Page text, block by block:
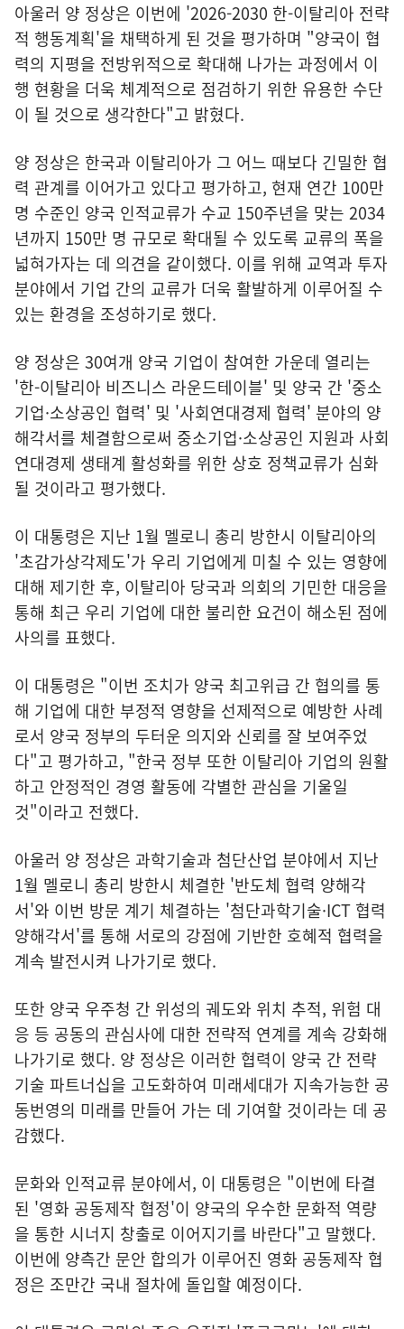
아울러 양 정상은 이번에 '2026-2030 한-이탈리아 전략
적 행동계획'을 채택하게 된 것을 평가하며 "양국이 협
력의 지평을 전방위적으로 확대해 나가는 과정에서 이
행 현황을 더욱 체계적으로 점검하기 위한 유용한 수단
이 될 것으로 생각한다"고 밝혔다.
양 정상은 한국과 이탈리아가 그 어느 때보다 긴밀한 협
력 관계를 이어가고 있다고 평가하고, 현재 연간 100만
명 수준인 양국 인적교류가 수교 150주년을 맞는 2034
년까지 150만 명 규모로 확대될 수 있도록 교류의 폭을
넓혀가자는 데 의견을 같이했다. 이를 위해 교역과 투자
분야에서 기업 간의 교류가 더욱 활발하게 이루어질 수
있는 환경을 조성하기로 했다.
양 정상은 30여개 양국 기업이 참여한 가운데 열리는
'한-이탈리아 비즈니스 라운드테이블' 및 양국 간 '중소
기업·소상공인 협력' 및 '사회연대경제 협력' 분야의 양
해각서를 체결함으로써 중소기업·소상공인 지원과 사회
연대경제 생태계 활성화를 위한 상호 정책교류가 심화
될 것이라고 평가했다.
이 대통령은 지난 1월 멜로니 총리 방한시 이탈리아의
'초감가상각제도'가 우리 기업에게 미칠 수 있는 영향에
대해 제기한 후, 이탈리아 당국과 의회의 기민한 대응을
통해 최근 우리 기업에 대한 불리한 요건이 해소된 점에
사의를 표했다.
이 대통령은 "이번 조치가 양국 최고위급 간 협의를 통
해 기업에 대한 부정적 영향을 선제적으로 예방한 사례
로서 양국 정부의 두터운 의지와 신뢰를 잘 보여주었
다"고 평가하고, "한국 정부 또한 이탈리아 기업의 원활
하고 안정적인 경영 활동에 각별한 관심을 기울일
것"이라고 전했다.
아울러 양 정상은 과학기술과 첨단산업 분야에서 지난
1월 멜로니 총리 방한시 체결한 '반도체 협력 양해각
서'와 이번 방문 계기 체결하는 '첨단과학기술·ICT 협력
양해각서'를 통해 서로의 강점에 기반한 호혜적 협력을
계속 발전시켜 나가기로 했다.
또한 양국 우주청 간 위성의 궤도와 위치 추적, 위험 대
응 등 공동의 관심사에 대한 전략적 연계를 계속 강화해
나가기로 했다. 양 정상은 이러한 협력이 양국 간 전략
기술 파트너십을 고도화하여 미래세대가 지속가능한 공
동번영의 미래를 만들어 가는 데 기여할 것이라는 데 공
감했다.
문화와 인적교류 분야에서, 이 대통령은 "이번에 타결
된 '영화 공동제작 협정'이 양국의 우수한 문화적 역량
을 통한 시너지 창출로 이어지기를 바란다"고 말했다.
이번에 양측간 문안 합의가 이루어진 영화 공동제작 협
정은 조만간 국내 절차에 돌입할 예정이다.